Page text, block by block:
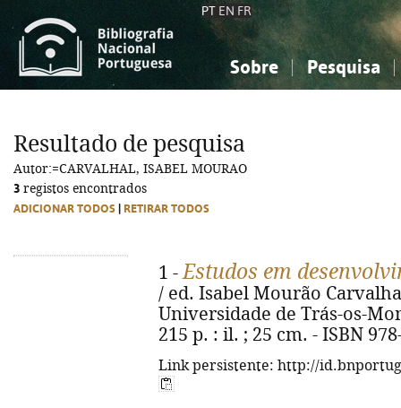
PT EN FR
Sobre Pesquisa
Ciências sociais...
Ciências sociais...
Resultado de pesquisa
Autor:=CARVALHAL, ISABEL MOURAO
3 registos encontrados
ADICIONAR TODOS RETIRAR TODOS
1 -Estudos em
/ ed. Isabel Mourão
Universidade de Trás-os-
215 p. : il. ; 25 cm. - ISBN
Link persistente: http://